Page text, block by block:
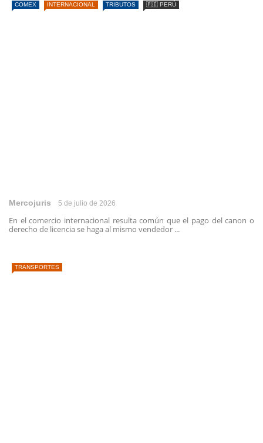
COMEX INTERNACIONAL TRIBUTOS 🇵🇪 PERÚ
Mercojuris 5 de julio de 2026
En el comercio internacional resulta común que el pago del canon o
derecho de licencia se haga al mismo vendedor ...
TRANSPORTES